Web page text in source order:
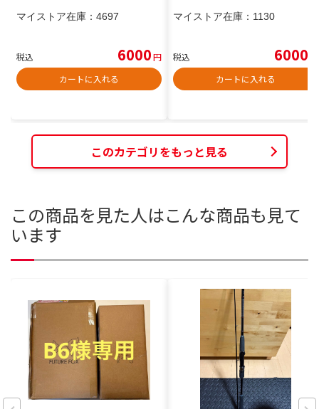
マイストア在庫： 4697
税込 6000円
カートに入れる
マイストア在庫： 1130
税込 6000
カートに入れる
このカテゴリをもっと見る
この商品を見た人はこんな商品も見て
います